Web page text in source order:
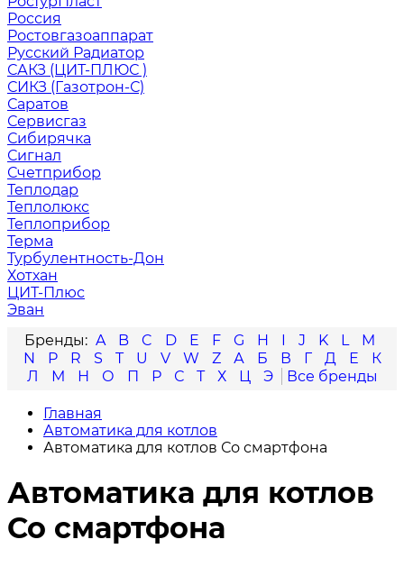
Россия
Ростовгазоаппарат
Русский Радиатор
САКЗ (ЦИТ-ПЛЮС )
СИКЗ (Газотрон-С)
Саратов
Сервисгаз
Сибирячка
Сигнал
Счетприбор
Теплодар
Теплолюкс
Теплоприбор
Терма
Турбулентность-Дон
Хотхан
ЦИТ-Плюс
Эван
A
B C D E F G H I J K L
M
N
P R S T U V W Z А Б В Г Д Е
К
Л
М Н О П Р С Т Х Ц Э
Главная
Автоматика для котлов
Автоматика для котлов Со смартфона
Автоматика для котлов
Со смартфона